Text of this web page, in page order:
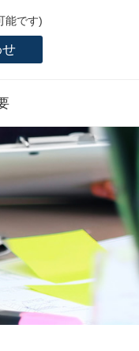
能です)